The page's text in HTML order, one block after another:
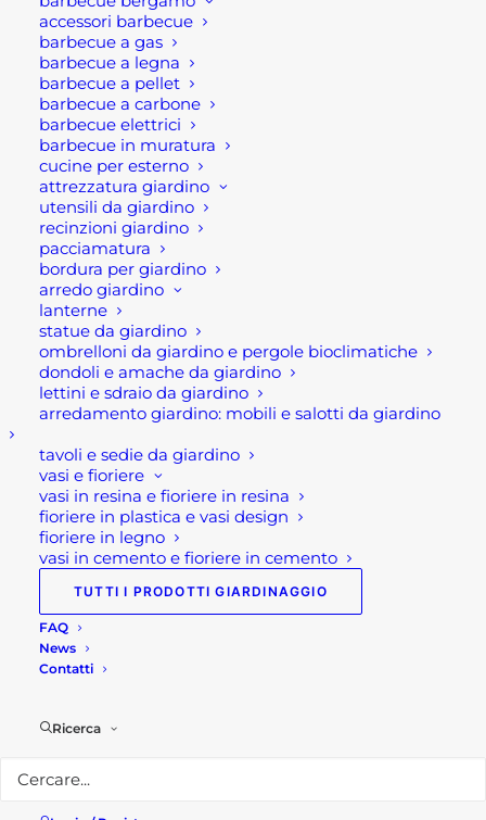
accessori barbecue
barbecue a gas
barbecue a legna
barbecue a pellet
barbecue a carbone
barbecue elettrici
barbecue in muratura
cucine per esterno
attrezzatura giardino
utensili da giardino
recinzioni giardino
pacciamatura
bordura per giardino
arredo giardino
lanterne
statue da giardino
ombrelloni da giardino e pergole bioclimatiche
dondoli e amache da giardino
lettini e sdraio da giardino
arredamento giardino: mobili e salotti da giardino
tavoli e sedie da giardino
vasi e fioriere
vasi in resina e fioriere in resina
fioriere in plastica e vasi design
fioriere in legno
vasi in cemento e fioriere in cemento
TUTTI I PRODOTTI GIARDINAGGIO
FAQ
News
Contatti
Ricerca
protezione dalle intemperie. Infatti,
grazie alle lamelle coibentate, la
tapparella isola la tua casa sia dal caldo
estivo o dal freddo invernale. Massimo
del comfort in ogni stagione. Cashback
fino a € 100,00.
Invece la tapparella soft è indicata per la
protezione dal caldo e l'oscuramento.
Funziona a energia solare e soprattutto
puoi dormire tutta la notte senza il
fastidio del caldo o della luce negli occhi
al mattino, anche in piena estate.
Cashback fino a € 45,00.
Cosa Aspetti?? Vienici a trovare per
Per maggiori informazioni
Seguici suFacebookoInstagram
Youtube
Visita il nostro shop!